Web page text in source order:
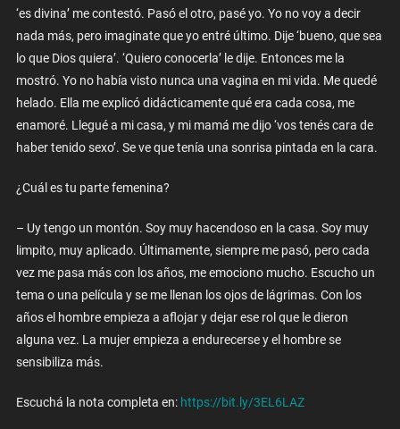
‘es divina’ me contestó. Pasó el otro, pasé yo. Yo no voy a decir
nada más, pero imaginate que yo entré último. Dije ‘bueno, que sea
lo que Dios quiera’. ‘Quiero conocerla’ le dije. Entonces me la
mostró. Yo no había visto nunca una vagina en mi vida. Me quedé
helado. Ella me explicó didácticamente qué era cada cosa, me
enamoré. Llegué a mi casa, y mi mamá me dijo ‘vos tenés cara de
haber tenido sexo’. Se ve que tenía una sonrisa pintada en la cara.
¿Cuál es tu parte femenina?
– Uy tengo un montón. Soy muy hacendoso en la casa. Soy muy
limpito, muy aplicado. Últimamente, siempre me pasó, pero cada
vez me pasa más con los años, me emociono mucho. Escucho un
tema o una película y se me llenan los ojos de lágrimas. Con los
años el hombre empieza a aflojar y dejar ese rol que le dieron
alguna vez. La mujer empieza a endurecerse y el hombre se
sensibiliza más.
Escuchá la nota completa en: https://bit.ly/3EL6LAZ